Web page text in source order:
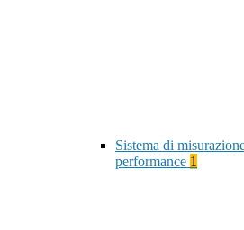
Sistema di
performance 1